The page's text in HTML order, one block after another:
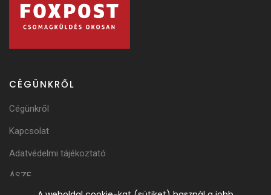
CÉGÜNKRŐL
Cégünkről
Kapcsolat
Adatvédelmi tájékoztató
ÁSZF